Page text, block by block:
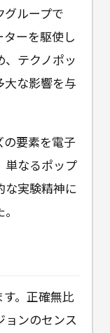
ループで
ーを駆使し
テクノポッ
大な影響を与
の要素を電子
単なるポップ
な実験精神に
。正確無比
ョンのセンス